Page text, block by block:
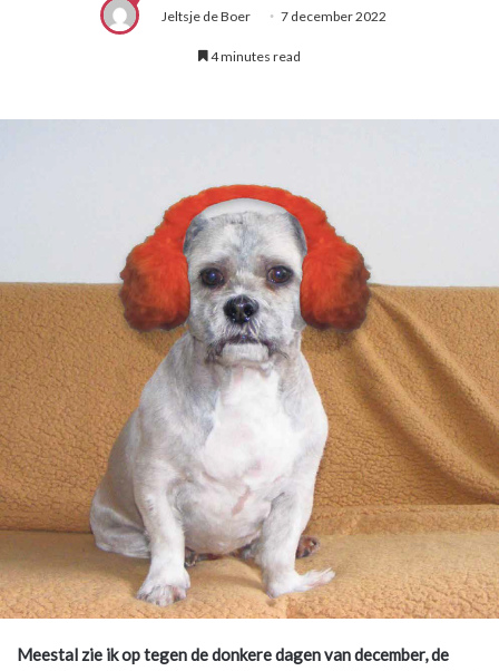
Jeltsje de Boer 7 december 2022
4 minutes read
Meestal zie ik op tegen de donkere dagen van december, de